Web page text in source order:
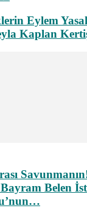
Eylem
Kaplan
Belen